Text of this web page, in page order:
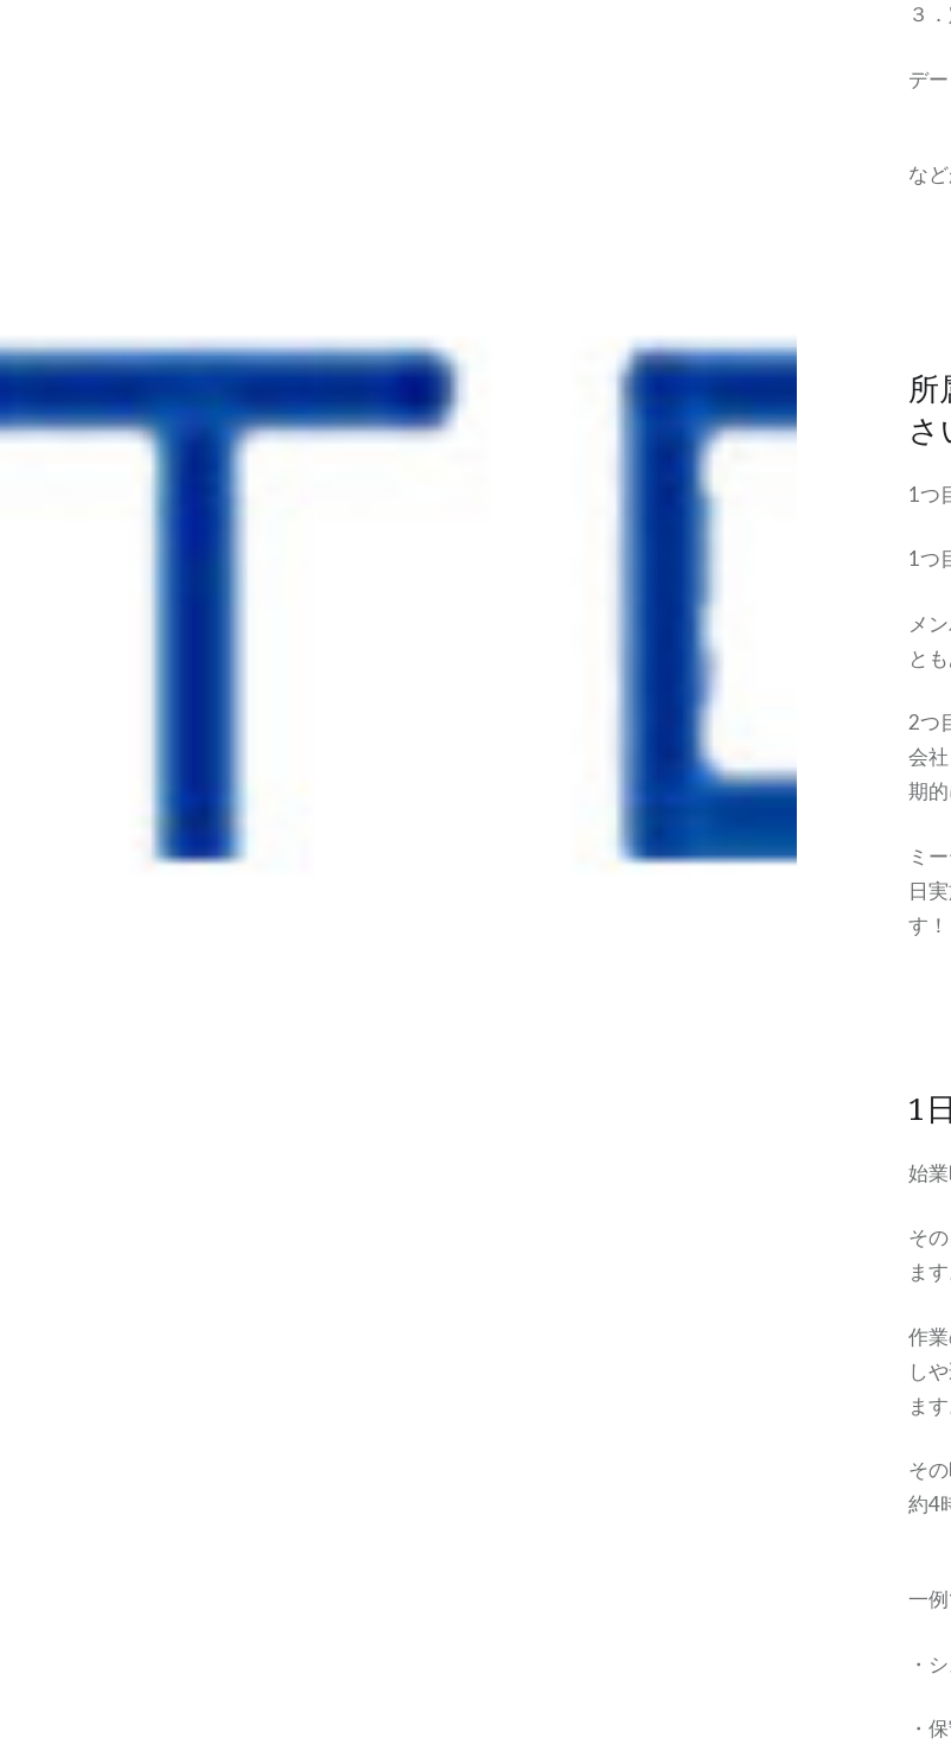
３
デ
な
所
さ
1つ
1つ
メ
と
2つ
会
期的
ミ
日
す！
1
始業
そ
ます
作
し
ます
そ
約4
一
・
・